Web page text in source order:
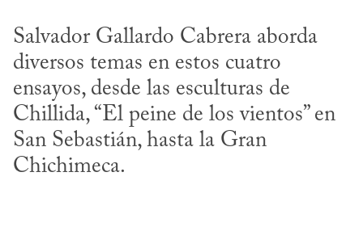
Salvador Gallardo Cabrera aborda
diversos temas en estos cuatro
ensayos, desde las esculturas de
Chillida, “El peine de los vientos” en
San Sebastián, hasta la Gran
Chichimeca.